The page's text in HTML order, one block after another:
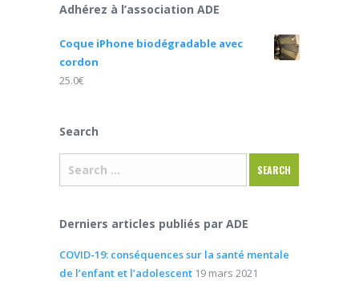
Adhérez à l’association ADE
Coque iPhone biodégradable avec
cordon
25.0€
Search
Derniers articles publiés par ADE
COVID-19: conséquences sur la santé mentale
de l’enfant et l’adolescent 19 mars 2021